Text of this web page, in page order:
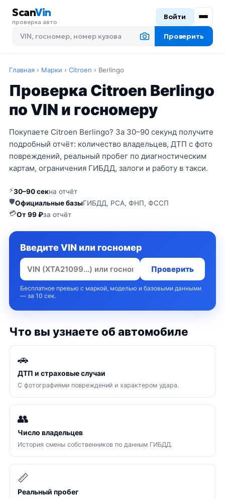
ScanVin
проверка авто
Проверить
Войти
Главная › Марки › Citroen › Berlingo
Проверка Citroen Berlingo
по VIN и госномеру
Покупаете Citroen Berlingo? За 30–90 секунд получите
подробный отчёт: количество владельцев, ДТП с фото
повреждений, реальный пробег по диагностическим
картам, ограничения ГИБДД, залоги и работу в такси.
⚡30–90 секна отчёт
🛡Официальные базыГИБДД, РСА, ФНП, ФССП
💳От 99 ₽за отчёт
Введите VIN или госномер
Проверить
Бесплатное превью с маркой, моделью и базовыми данными
— за 10 сек.
Что вы узнаете об автомобиле
🚗
ДТП и страховые случаи
С фотографиями повреждений и характером удара.
👥
Число владельцев
История смены собственников по данным ГИБДД.
📏
Реальный пробег